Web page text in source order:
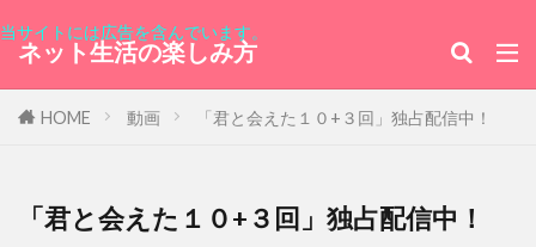
当サイトには広告を含んでいます。
ネット生活の楽しみ方
HOME 動画 「君と会えた１０+３回」独占配信中！
「君と会えた１０+３回」独占配信中！